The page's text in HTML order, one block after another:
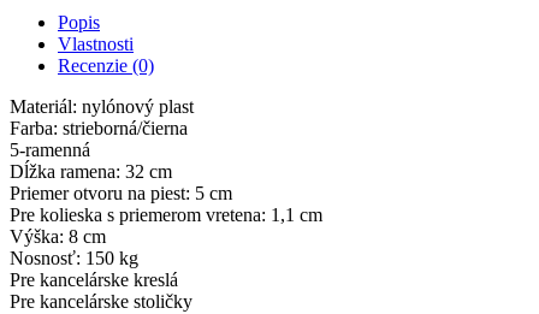
Popis
Vlastnosti
Recenzie (0)
Materiál: nylónový plast
Farba: strieborná/čierna
5-ramenná
Dĺžka ramena: 32 cm
Priemer otvoru na piest: 5 cm
Pre kolieska s priemerom vretena: 1,1 cm
Výška: 8 cm
Nosnosť: 150 kg
Pre kancelárske kreslá
Pre kancelárske stoličky